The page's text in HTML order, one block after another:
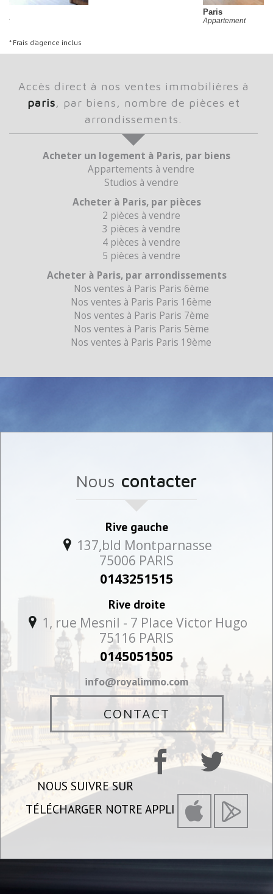
* Frais d'agence inclus
accès direct à nos ventes immobilières à
paris, par biens, nombre de pièces et
arrondissements.
Acheter un logement à Paris, par biens
Appartements à vendre
Studios à vendre
Acheter à Paris, par pièces
2 pièces à vendre
3 pièces à vendre
4 pièces à vendre
5 pièces à vendre
Acheter à Paris, par arrondissements
Nos ventes à Paris Paris 6ème
Nos ventes à Paris Paris 16ème
Nos ventes à Paris Paris 7ème
Nos ventes à Paris Paris 5ème
Nos ventes à Paris Paris 19ème
nous contacter
Rive gauche
137,bld Montparnasse
75006 PARIS
0143251515
Rive droite
1, rue Mesnil - 7 Place Victor Hugo
75116 PARIS
0145051505
info@royalimmo.com
CONTACT
NOUS SUIVRE SUR
TÉLÉCHARGER NOTRE APPLI